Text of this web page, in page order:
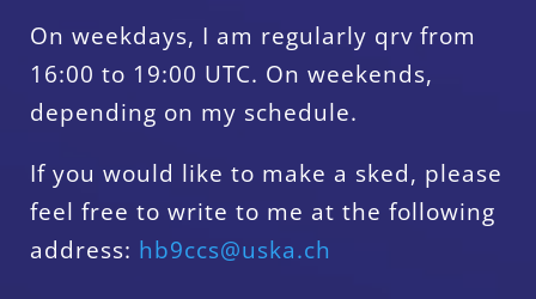
On weekdays, I am regularly qrv from
16:00 to 19:00 UTC. On weekends,
depending on my schedule.
If you would like to make a sked, please
feel free to write to me at the following
address: hb9ccs@uska.ch